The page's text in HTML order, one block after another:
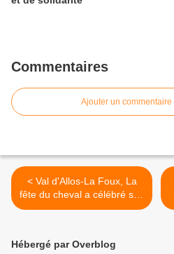
Commentaires
Ajouter un commentaire
< Val d'Allos-La Foux, La
fête du cheval a célébré ses
20 ans
Hébergé par Overblog